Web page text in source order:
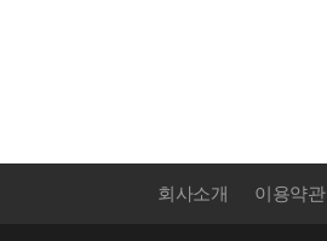
회사소개 이용약관